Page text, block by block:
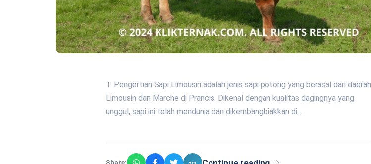
1. Pengertian Sapi Limousin adalah jenis sapi potong yang berasal dari daerah
Limousin dan Marche di Prancis. Dikenal dengan kualitas dagingnya yang
unggul, sapi ini telah mendunia dan dikembangbiakkan di…
Share: